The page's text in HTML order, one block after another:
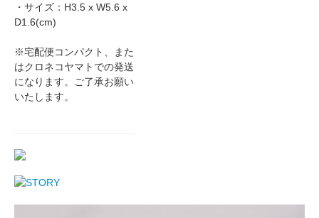
・サイズ：H3.5 x W5.6 x
D1.6(cm)
※宅配便コンパクト、また
はクロネコヤマトでの発送
になります。ご了承お願い
いたします。